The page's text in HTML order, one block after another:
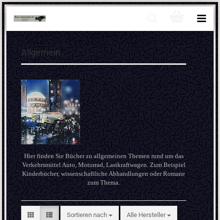
Allgemein
Hier finden Sie Bücher zu allgemeinen Themen rund um das
Verkehrsmittel Auto, Motorrad, Lastkraftwagen. Zum Beispiel
Kinderbücher, wissenschaftliche Abhandlungen oder Romane
zum Thema.
Sortieren nach
Sortieren nach Alle Hersteller